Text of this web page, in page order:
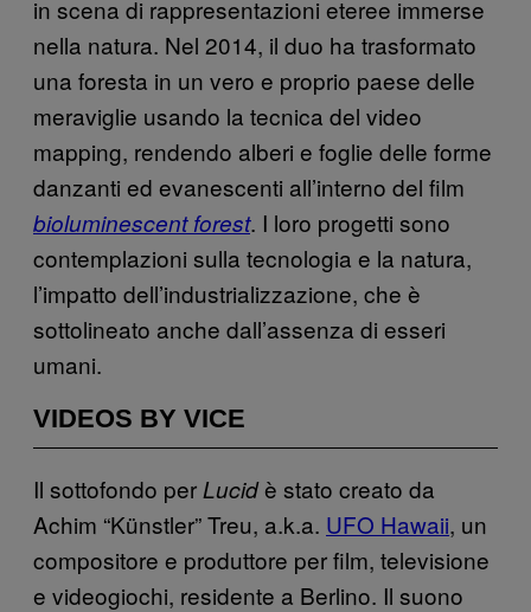
in scena di rappresentazioni eteree immerse
nella natura. Nel 2014, il duo ha trasformato
una foresta in un vero e proprio paese delle
meraviglie usando la tecnica del video
mapping, rendendo alberi e foglie delle forme
danzanti ed evanescenti all’interno del film
bioluminescent forest. I loro progetti sono
contemplazioni sulla tecnologia e la natura,
l’impatto dell’industrializzazione, che è
sottolineato anche dall’assenza di esseri
umani.
VIDEOS BY VICE
Il sottofondo per Lucidè stato creato da
Achim “Künstler” Treu, a.k.a. UFO Hawaii, un
compositore e produttore per film, televisione
e videogiochi, residente a Berlino. Il suono